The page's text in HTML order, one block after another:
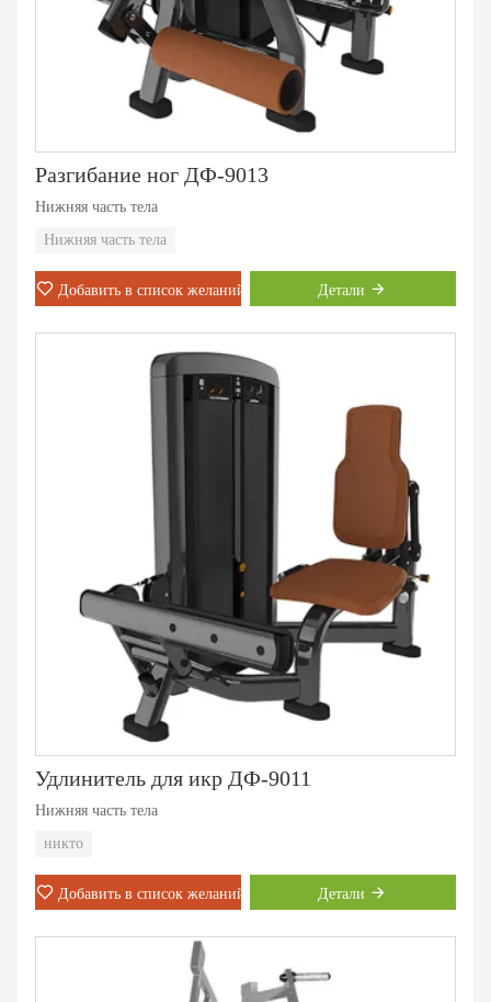
Разгибание ног ДФ-9013
Нижняя часть тела
Нижняя часть тела
Добавить в список желаний Детали
Удлинитель для икр ДФ-9011
Нижняя часть тела
никто
Добавить в список желаний Детали